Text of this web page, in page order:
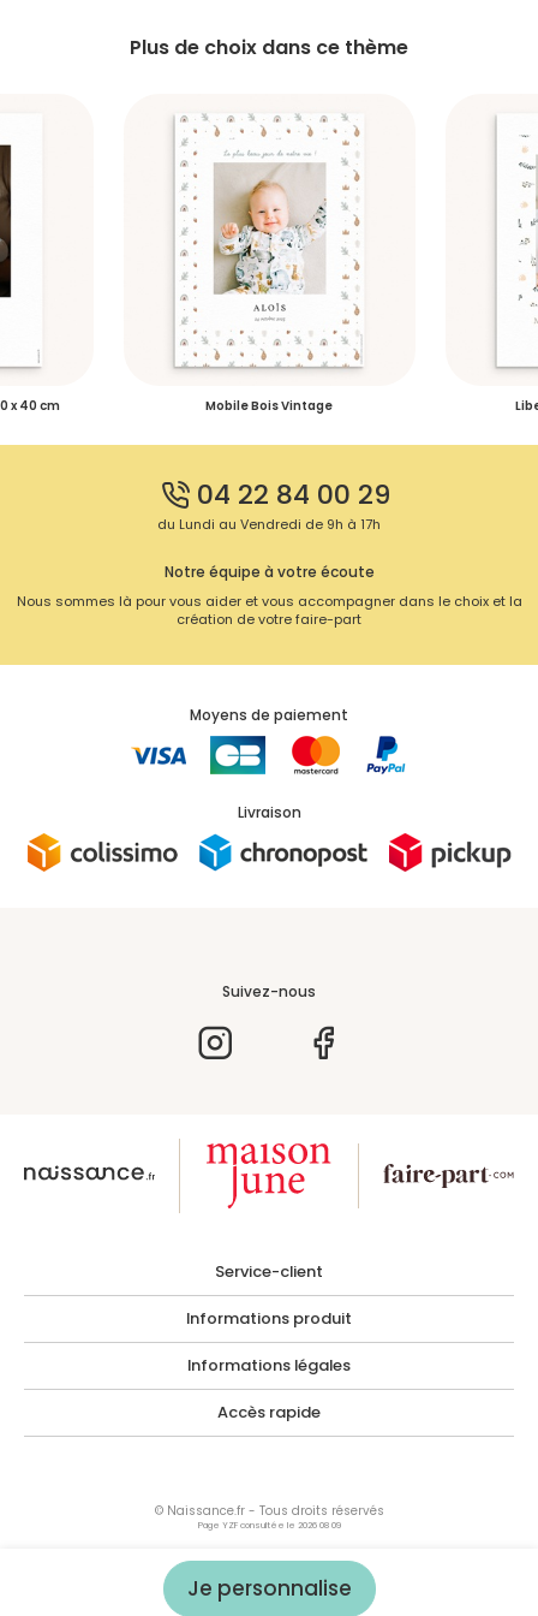
Plus de choix dans ce thème
x 40 cm Mobile Bois Vintage
04 22 84 00 29
du Lundi au Vendredi de 9h à 17h
Notre équipe à votre écoute
Nous sommes là pour vous aider et vous accompagner dans le choix et la
création de votre faire-part
Moyens de paiement
Livraison
Suivez-nous
Service-client
Informations produit
Informations légales
Accès rapide
© Naissance.fr - Tous droits réservés
Page YZF consultée le 2026 08 09
dans le site sont la propriété de Naissance.fr ou de tiers ayant autorisés Naissance.fr
à les utiliser.